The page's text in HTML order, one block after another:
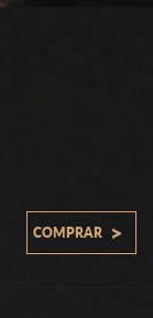
COMPRAR >